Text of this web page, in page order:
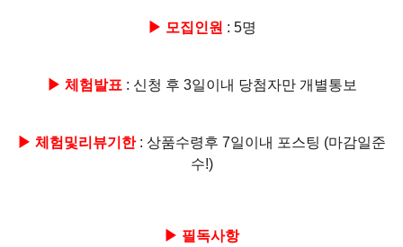
▶ 모집인원 : 5명
▶ 체험발표 : 신청 후 3일이내 당첨자만 개별통보
▶ 체험및리뷰기한: 상품수령후 7일이내 포스팅 (마감일준
수!)
▶ 필독사항